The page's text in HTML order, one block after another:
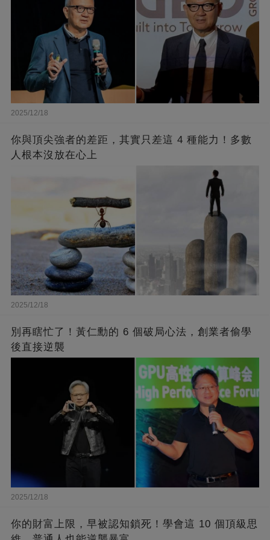
2025/12/18
你與頂尖強者的差距，其實只差這 4 種能力！多數
人根本沒放在心上
2025/12/18
別再瞎忙了！黃仁勳的 6 個破局心法，創業者偷學
後直接逆襲
2025/12/18
你的財富上限，早被認知鎖死！學會這 10 個頂級思